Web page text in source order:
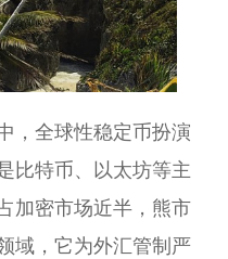
，全球性稳定币扮演
比特币、以太坊等主
加密市场近半，熊市
域，它为外汇管制严